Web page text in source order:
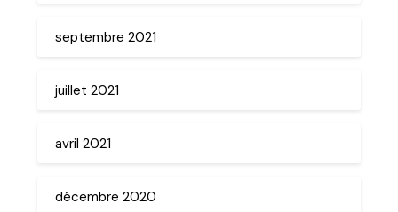
septembre 2021
juillet 2021
avril 2021
décembre 2020